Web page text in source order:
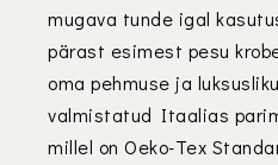
mugava tunde igal
pärast esimest pesu
oma pehmuse ja
valmistatud Itaalias
millel on Oeko-Tex